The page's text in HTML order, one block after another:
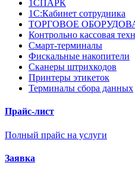
1СПАРК
1С:Кабинет сотрудника
ТОРГОВОЕ
Контрольно кассовая
Смарт-терминалы
Фискальные накопители
Сканеры штрихкодов
Принтеры этикеток
Терминалы сбора данных
Прайс-лист
Полный прайс на услуги
Заявка